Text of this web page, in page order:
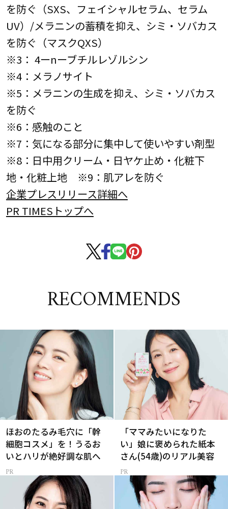
を防ぐ（SXS、フェイシャルセラム、セラム
UV）/メラニンの蓄積を抑え、シミ・ソバカス
を防ぐ（マスクQXS）
※3： 4ーnーブチルレゾルシン
※4：メラノサイト
※5：メラニンの生成を抑え、シミ・ソバカス
を防ぐ
※6：感触のこと
※7：気になる部分に集中して使いやすい剤型
※8：日中用クリーム・日ヤケ止め・化粧下
地・化粧上地 ※9：肌アレを防ぐ
企業プレスリリース詳細へ
PR TIMESトップへ
RECOMMENDS
ほおのたるみ毛穴に「幹
細胞コスメ」を！うるお
いとハリが絶好調な肌へ
「ママみたいになりた
い」娘に褒められた紙本
さん(54歳)のリアル美容